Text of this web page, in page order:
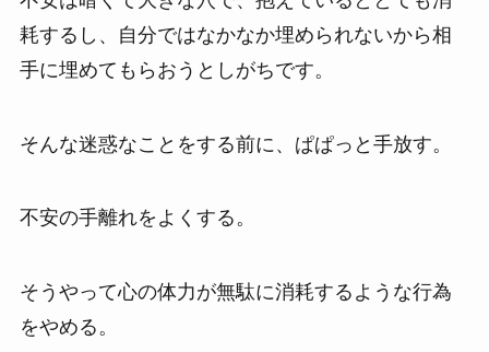
耗するし、自分ではなかなか埋められないから相
手に埋めてもらおうとしがちです。
そんな迷惑なことをする前に、ぱぱっと手放す。
不安の手離れをよくする。
そうやって心の体力が無駄に消耗するような行為
をやめる。